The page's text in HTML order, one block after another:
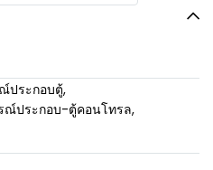
ประกอบตู้,
ณ์ประกอบ-ตู้คอนโทรล,